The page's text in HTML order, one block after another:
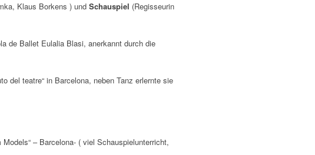
Klaus Borkens ) und Schauspiel (Regisseurin
de Ballet Eulalia Blasi, anerkannt durch die
del teatre“ in Barcelona, neben Tanz erlernte sie
– Barcelona- ( viel Schauspielunterricht,